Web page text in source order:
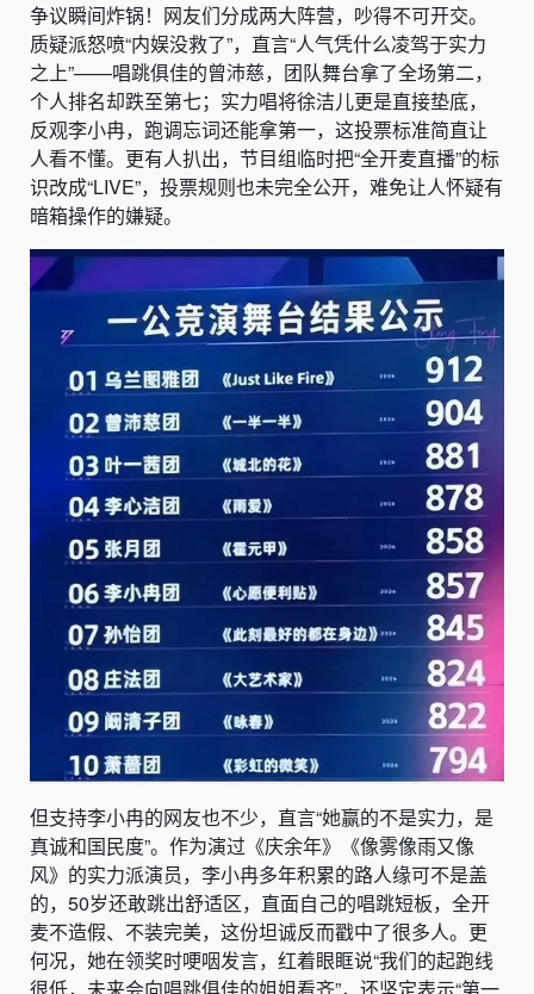
争议瞬间炸锅！网友们分成两大阵营，吵得不可开交。
质疑派怒喷“内娱没救了”，直言“人气凭什么凌驾于实力
之上”——唱跳俱佳的曾沛慈，团队舞台拿了全场第二，
个人排名却跌至第七；实力唱将徐洁儿更是直接垫底，
反观李小冉，跑调忘词还能拿第一，这投票标准简直让
人看不懂。更有人扒出，节目组临时把“全开麦直播”的标
识改成“LIVE”，投票规则也未完全公开，难免让人怀疑有
暗箱操作的嫌疑。
但支持李小冉的网友也不少，直言“她赢的不是实力，是
真诚和国民度”。作为演过《庆余年》《像雾像雨又像
风》的实力派演员，李小冉多年积累的路人缘可不是盖
的，50岁还敢跳出舒适区，直面自己的唱跳短板，全开
麦不造假、不装完美，这份坦诚反而戳中了很多人。更
何况，她在领奖时哽咽发言，红着眼眶说“我们的起跑线